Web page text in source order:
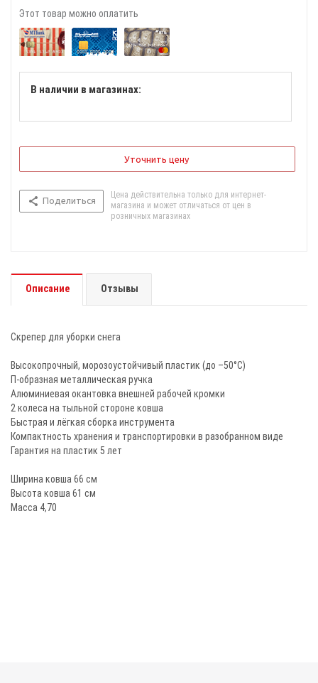
Этот товар можно оплатить
В наличии в магазинах:
Уточнить цену
Поделиться
Цена действительна только для интернет-
магазина и может отличаться от цен в
розничных магазинах
Описание Отзывы
Скрепер для уборки снега
Высокопрочный, морозоустойчивый пластик (до –50°С)
П-образная металлическая ручка
Алюминиевая окантовка внешней рабочей кромки
2 колеса на тыльной стороне ковша
Быстрая и лёгкая сборка инструмента
Компактность хранения и транспортировки в разобранном виде
Гарантия на пластик 5 лет
Ширина ковша 66 см
Высота ковша 61 см
Масса 4,70